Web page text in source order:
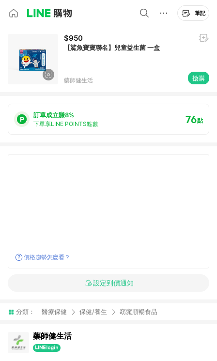
筆記
$950
【鯊魚寶寶聯名】兒童益生菌 一盒
藥師健生活 搶購
訂單成立賺8%
下單享LINE POINTS點數 76點
價格趨勢怎麼看？
設定到價通知
分類： 醫療保健 保健/養生 窈窕順暢食品
藥師健生活